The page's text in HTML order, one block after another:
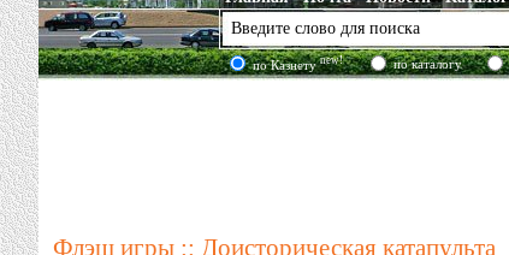
по Казнетуnew! по каталогу
Флэш игры :: Доисторическая катапульта